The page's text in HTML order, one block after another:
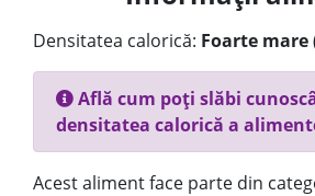
Densitatea calorică: Foarte mare
Află cum poți slăbi
densitatea calorică a
Acest aliment face parte din